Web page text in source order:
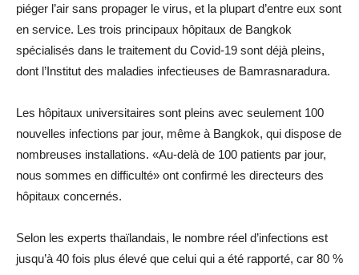
piéger l’air sans propager le virus, et la plupart d’entre eux sont
en service. Les trois principaux hôpitaux de Bangkok
spécialisés dans le traitement du Covid-19 sont déjà pleins,
dont l’Institut des maladies infectieuses de Bamrasnaradura.
Les hôpitaux universitaires sont pleins avec seulement 100
nouvelles infections par jour, même à Bangkok, qui dispose de
nombreuses installations. «Au-delà de 100 patients par jour,
nous sommes en difficulté» ont confirmé les directeurs des
hôpitaux concernés.
Selon les experts thaïlandais, le nombre réel d’infections est
jusqu’à 40 fois plus élevé que celui qui a été rapporté, car 80 %